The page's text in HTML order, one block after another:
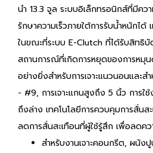
นำ 13.3 จูล ระบบอิเล็กทรอนิกส์ที่มีคว
รักษาความเร็วภายใต้การรับน้ำหนักไ
ในขณะที่ระบบ E-Clutch ที่ได้รับสิทธิบั
สถานการณ์ที่เกิดการหยุดของการหมุน
อย่างยิ่งสำหรับการเจาะแนวนอนและส
- #9, การเจาะแกนสูงถึง 5 นิ้ว การใ
ถึงล่าง เทคโนโลยีการควบคุมการสั่น
ลดการสั่นสะเทือนที่ผู้ใช้รู้สึก เพื่อลดคว
สำหรับงานเจาะคอนกรีต, ผนัง